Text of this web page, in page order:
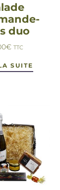
duo
€ TTC
SUITE